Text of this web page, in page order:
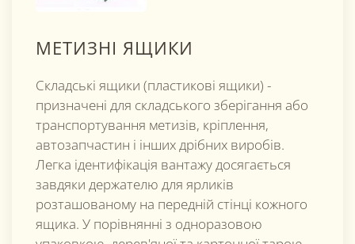
МЕТИЗНІ ЯЩИКИ
Складські ящики (пластикові ящики) -
призначені для складського зберігання або
транспортування метизів, кріплення,
автозапчастин і інших дрібних виробів.
Легка ідентифікація вантажу досягається
завдяки держателю для ярликів
розташованому на передній стінці кожного
ящика. У порівнянні з одноразовою